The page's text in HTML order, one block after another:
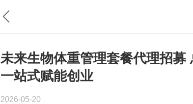
未来生物体重管理套餐代理招募
一站式赋能创业
2026-05-20